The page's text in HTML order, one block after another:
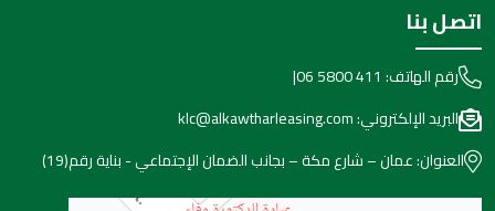
اتصل بنا
رقم الهاتف: 06 5800 411
|
البريد الإلكتروني:klc@alkawtharleasing.com
العنوان:عمان – شارع مكة – بجانب الضمان الإجتماعي - بناية رقم(19)